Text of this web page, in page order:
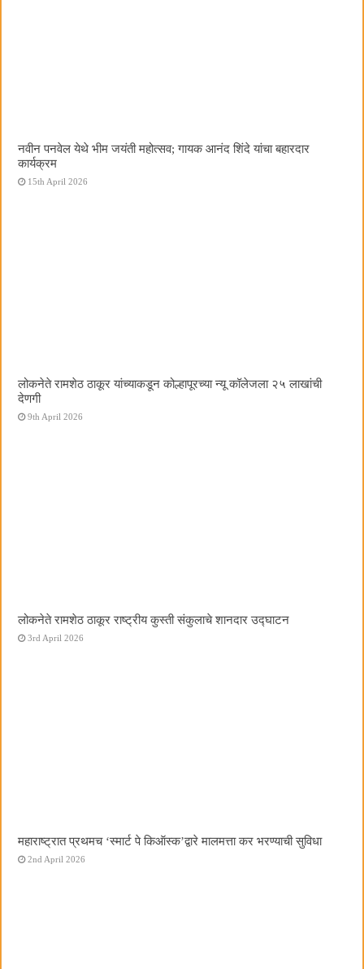
नवीन पनवेल येथे भीम जयंती महोत्सव; गायक आनंद शिंदे यांचा बहारदार
कार्यक्रम
15th April 2026
लोकनेते रामशेठ ठाकूर यांच्याकडून कोल्हापूरच्या न्यू कॉलेजला २५ लाखांची
देणगी
9th April 2026
लोकनेते रामशेठ ठाकूर राष्ट्रीय कुस्ती संकुलाचे शानदार उद्घाटन
3rd April 2026
महाराष्ट्रात प्रथमच ‌‘स्मार्ट पे किऑस्क‌’द्वारे मालमत्ता कर भरण्याची सुविधा
2nd April 2026